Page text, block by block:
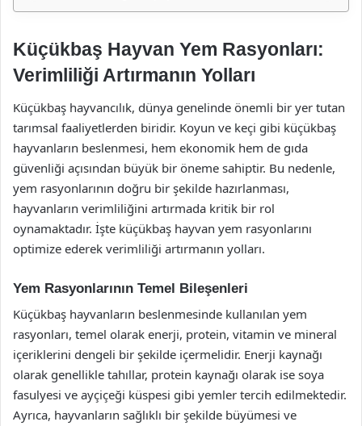
Küçükbaş Hayvan Yem Rasyonları:
Verimliliği Artırmanın Yolları
Küçükbaş hayvancılık, dünya genelinde önemli bir yer tutan
tarımsal faaliyetlerden biridir. Koyun ve keçi gibi küçükbaş
hayvanların beslenmesi, hem ekonomik hem de gıda
güvenliği açısından büyük bir öneme sahiptir. Bu nedenle,
yem rasyonlarının doğru bir şekilde hazırlanması,
hayvanların verimliliğini artırmada kritik bir rol
oynamaktadır. İşte küçükbaş hayvan yem rasyonlarını
optimize ederek verimliliği artırmanın yolları.
Yem Rasyonlarının Temel Bileşenleri
Küçükbaş hayvanların beslenmesinde kullanılan yem
rasyonları, temel olarak enerji, protein, vitamin ve mineral
içeriklerini dengeli bir şekilde içermelidir. Enerji kaynağı
olarak genellikle tahıllar, protein kaynağı olarak ise soya
fasulyesi ve ayçiçeği küspesi gibi yemler tercih edilmektedir.
Ayrıca, hayvanların sağlıklı bir şekilde büyümesi ve